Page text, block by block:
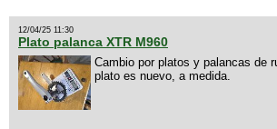
12/04/25 11:30
Plato palanca XTR M960
Cambio por platos y palancas de
plato es nuevo, a medida.